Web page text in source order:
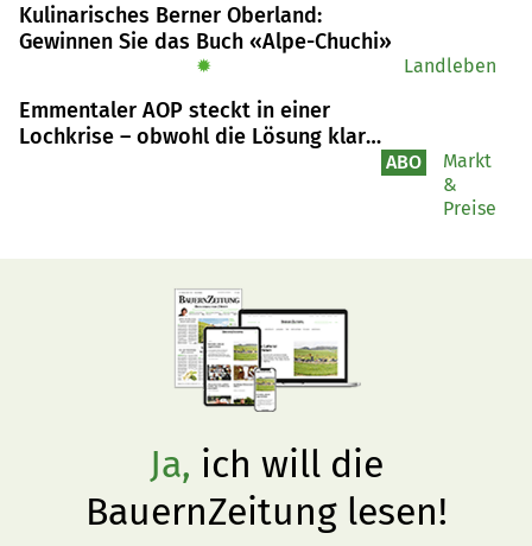
ausserdem Fan der Nachtweide, nennt Tierärztin Ramona
Deiss eine weitere Massnahme.
Kulinarisches Berner Oberland:
Gewinnen Sie das Buch «Alpe-Chuchi»
✹ Landleben
Emmentaler AOP steckt in einer
Lochkrise – obwohl die Lösung klar
ABO
Markt
&
Preise
Ja, ich will die
BauernZeitung lesen!